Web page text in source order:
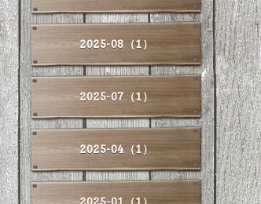
2025-08（1）
2025-07（1）
2025-04（1）
2025-01（1）